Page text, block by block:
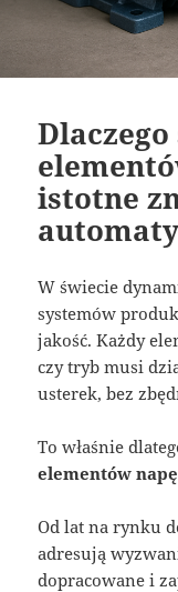
istotne
W świecie
systemów
jakość. Każdy
czy tryb musi
usterek, bez
To właśnie
elementów
Od lat na rynku
adresują
dopracowane i